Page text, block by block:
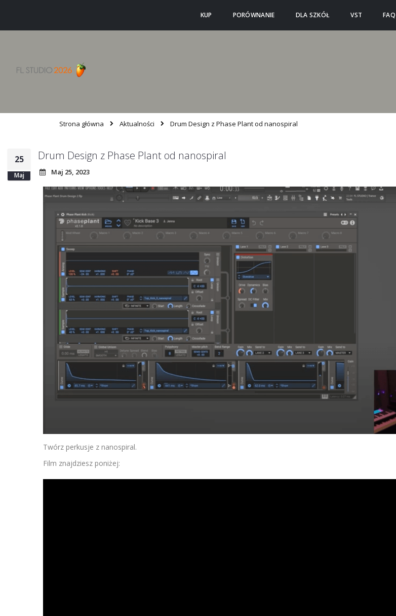
KUP PORÓWNANIE DLA SZKÓŁ VST FAQ
Strona główna Aktualności Drum Design z Phase Plant od nanospiral
25
Maj
Drum Design z Phase Plant od nanospiral
Maj 25, 2023
Twórz perkusje z nanospiral.
Film znajdziesz poniżej: